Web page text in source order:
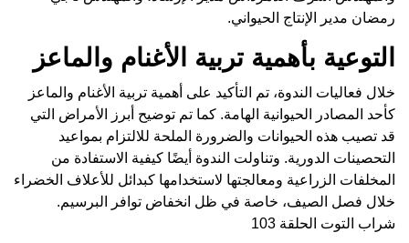
رمضان مدير الإنتاج الحيواني.
التوعية بأهمية تربية الأغنام والماعز
خلال فعاليات الندوة، تم التأكيد على أهمية تربية الأغنام والماعز
كأحد المصادر الحيوانية الهامة. كما تم توضيح أبرز الأمراض التي
قد تصيب هذه الحيوانات والضرورة الملحة للالتزام بمواعيد
التحصينات الدورية. وتناولت الندوة أيضًا كيفية الاستفادة من
المخلفات الزراعية ومعالجتها لاستخدامها كبدائل للأعلاف الخضراء
خلال فصل الصيف، خاصة في ظل انخفاض توافر البرسيم.
شراب التوت الحلقة 103